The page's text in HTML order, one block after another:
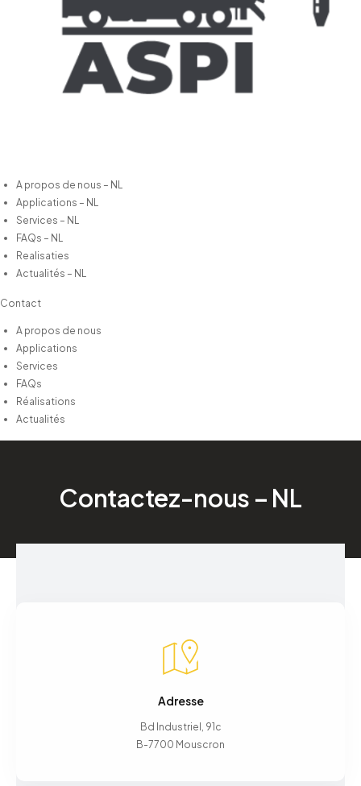
A propos de nous – NL
Applications – NL
Services – NL
FAQs – NL
Realisaties
Actualités – NL
Contact
A propos de nous
Applications
Services
FAQs
Réalisations
Actualités
Contactez-nous – NL
Adresse
Bd Industriel, 91c
B-7700 Mouscron